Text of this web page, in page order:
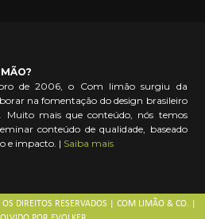
de 2006, o Com limão surgiu da
na fomentação do design brasileiro
Muito mais que conteúdo, nós temos
conteúdo de qualidade, baseado
e impacto. | Saiba mais
DIREITOS RESERVADOS | COM LIMÃO & CO. |